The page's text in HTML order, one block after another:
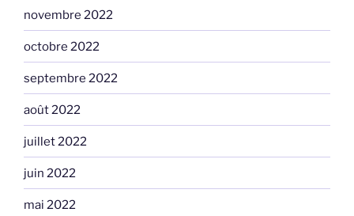
novembre 2022
octobre 2022
septembre 2022
août 2022
juillet 2022
juin 2022
mai 2022